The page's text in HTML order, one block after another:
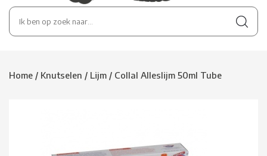
Home / Knutselen / Lijm / Collal Alleslijm 50ml Tube